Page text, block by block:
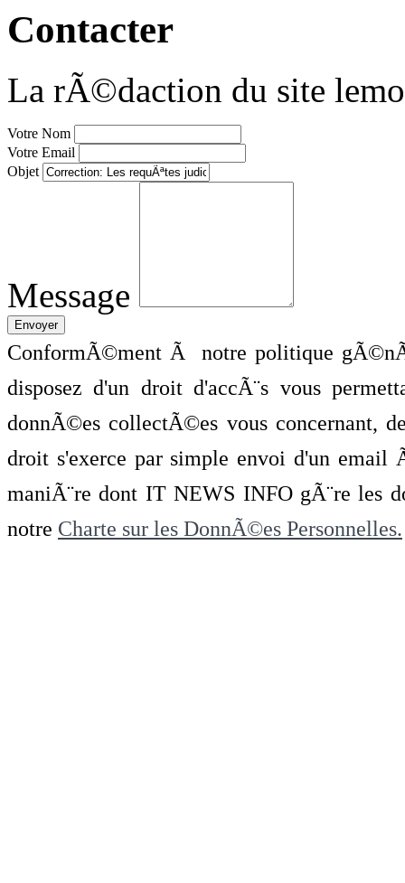
Contacter
La rÃ©daction du site
Votre Nom
Votre Email
Objet
Message
ConformÃ©ment Ã notre politique
disposez d'un droit d'accÃ¨s vous
donnÃ©es collectÃ©es vous concernant,
droit s'exerce par simple envoi d'un
maniÃ¨re dont IT NEWS INFO gÃ¨re les
notre Charte sur les DonnÃ©es Personnelles.